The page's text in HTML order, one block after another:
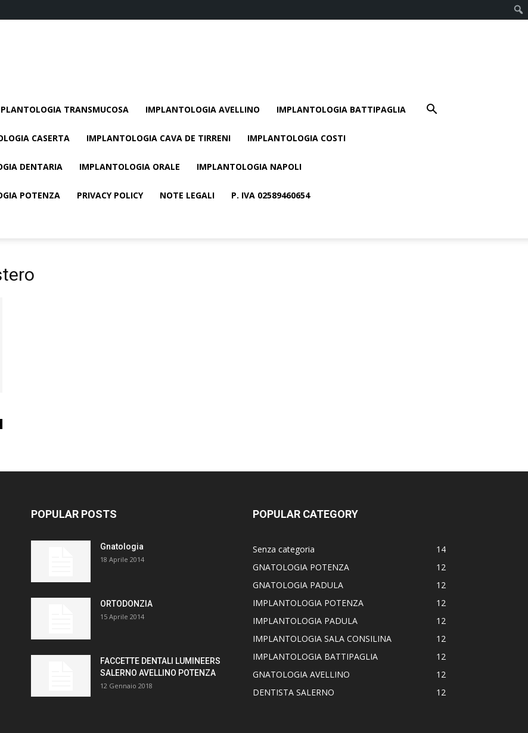
TRANSMUCOSA IMPLANTOLOGIA AVELLINO IMPLANTOLOGIA BATTIPAGLIA
CASERTA IMPLANTOLOGIA CAVA DE TIRRENI IMPLANTOLOGIA COSTI
DENTARIA IMPLANTOLOGIA ORALE IMPLANTOLOGIA NAPOLI
POTENZA PRIVACY POLICY NOTE LEGALI P. IVA 02589460654
POPULAR POSTS
Gnatologia
18 Aprile 2014
ORTODONZIA
15 Aprile 2014
FACCETTE DENTALI LUMINEERS
SALERNO AVELLINO POTENZA
12 Gennaio 2018
POPULAR CATEGORY
Senza categoria
14
GNATOLOGIA POTENZA
12
GNATOLOGIA PADULA
12
IMPLANTOLOGIA POTENZA
12
IMPLANTOLOGIA PADULA
12
IMPLANTOLOGIA SALA CONSILINA
12
IMPLANTOLOGIA BATTIPAGLIA
12
GNATOLOGIA AVELLINO
12
DENTISTA SALERNO
12